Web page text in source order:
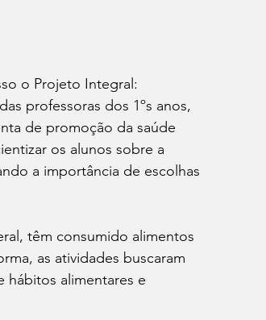
o Projeto Integral:
professoras dos 1ºs anos,
de promoção da saúde
os alunos sobre a
a importância de escolhas
têm consumido alimentos
as atividades buscaram
hábitos alimentares e